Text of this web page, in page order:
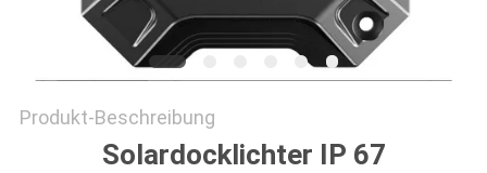
Produkt-Beschreibung
Solardocklichter IP 67